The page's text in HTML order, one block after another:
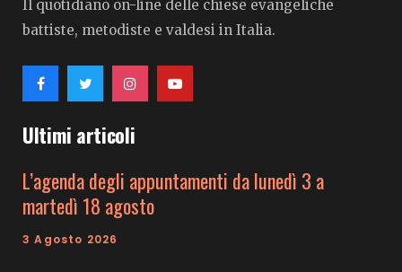
Il quotidiano on-line delle chiese evangeliche
battiste, metodiste e valdesi in Italia.
Ultimi articoli
L’agenda degli appuntamenti da lunedì 3 a
martedì 18 agosto
3 Agosto 2026